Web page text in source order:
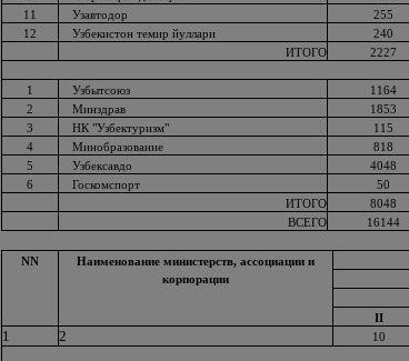
11
Узавтодор 255
12
Узбекистон темир йуллари 240
ИТОГО
2227
1
Узбытсоюз 1164
2
Минздрав 1853
3
НК "Узбектуризм" 115
4
Минобразование 818
5
Узбексавдо 4048
6
Госкомспорт 50
ИТОГО
8048
ВСЕГО
16144
NN
Наименование министерств, ассоциации и
корпорации
II
1 2 10